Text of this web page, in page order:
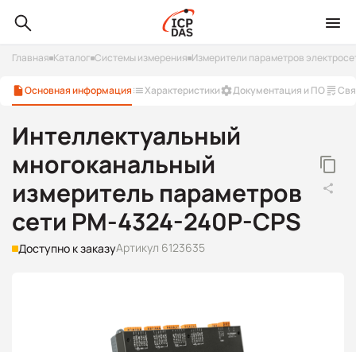
Главная Каталог Системы измерения Измерители параметров
Основная информация Характеристики Документация и ПО
Интеллектуальный
многоканальный
измеритель параметров
сети PM-4324-240P-CPS
Доступно к заказуАртикул 6123635